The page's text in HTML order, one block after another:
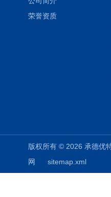
荣誉资质
版权所有 © 2026 承德
网
sitemap.xml